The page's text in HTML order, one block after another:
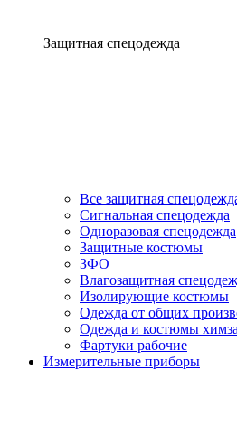
Защитная спецодежда
Все защитная
Сигнальная спецодежда
Одноразовая спецодежда
Защитные костюмы
ЗФО
Влагозащитная
Изолирующие костюмы
Одежда от общих
Одежда и костюмы
Фартуки рабочие
Измерительные приборы